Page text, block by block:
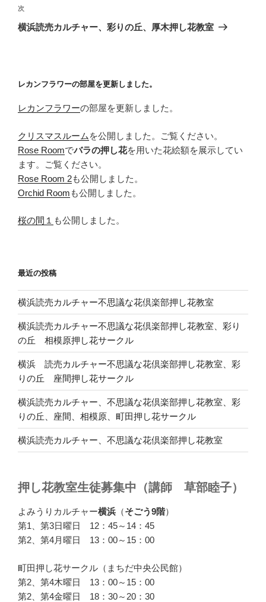
ゲ
ー
次
の
次
横浜読売カルチャー、彩りの丘、厚木押し花教室
レカンフラワーの部屋を更新しました。
レカンフラワーの部屋を更新しました。
クリスマスルーム を公開しました。ご覧ください。
Rose Roomでバラの押し花を用いた花絵額を展示してい
ます。ご覧ください。
Rose Room 2も公開しました。
Orchid Room も公開しました。
桜の間１ も公開しました。
最近の投稿
横浜読売カルチャー不思議な花倶楽部押し花教室
横浜読売カルチャー不思議な花倶楽部押し花教室、彩り
の丘 相模原押し花サークル
横浜 読売カルチャー不思議な花倶楽部押し花教室、彩
りの丘 座間押し花サークル
横浜読売カルチャー、不思議な花倶楽部押し花教室、彩
りの丘、座間、相模原、町田押し花サークル
横浜読売カルチャー、不思議な花倶楽部押し花教室
押し花教室生徒募集中（講師 草部睦子）
よみうりカルチャー横浜 （そごう9階）
第1、第3日曜日 12：45～14：45
第2、第4月曜日 13：00～15：00
町田押し花サークル（まちだ中央公民館）
第2、第4木曜日 13：00～15：00
第2、第4金曜日 18：30～20：30